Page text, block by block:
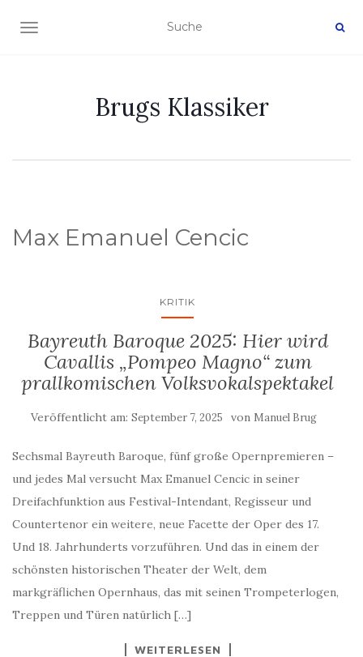
NAVIGATION EIN-/AUSSCHALTEN
Brugs Klassiker
Max Emanuel Cencic
KRITIK
Bayreuth Baroque 2025: Hier wird
Cavallis „Pompeo Magno“ zum
prallkomischen Volksvokalspektakel
Veröffentlicht am: September 7, 2025 von Manuel Brug
Sechsmal Bayreuth Baroque, fünf große Opernpremieren –
und jedes Mal versucht Max Emanuel Cencic in seiner
Dreifachfunktion aus Festival-Intendant, Regisseur und
Countertenor ein weitere, neue Facette der Oper des 17.
Und 18. Jahrhunderts vorzuführen. Und das in einem der
schönsten historischen Theater der Welt, dem
markgräflichen Opernhaus, das mit seinen Trompeterlogen,
Treppen und Türen natürlich […]
WEITERLESEN